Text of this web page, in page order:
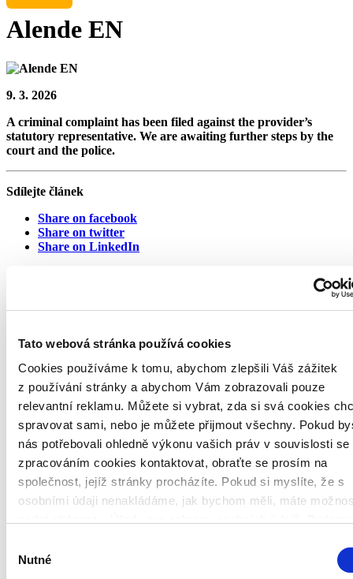
Tato webová stránka používá cookies
Cookies používáme k tomu, abychom zlepšili Váš zážitek
z používání stránky a abychom Vám zobrazovali pouze
relevantní reklamu. Můžete si vybrat, zda si svá cookies
spravovat sami, nebo je můžete přijmout všechny. Pokud
nás potřebovali ohledně výkonu vašich práv v souvislosti se
zpracováním cookies kontaktovat, obraťte se prosím na
společnost, jejíž stránky procházíte. Pokud si myslíte, že s
osobními údaji nenakládáme, jak bychom měli, máte
moct Váš požadavek obratem vyřešit. Svoje nastavení
souhlasu
Nutné
Alende EN
9. 3. 2026
A criminal complaint has been filed against the provider’s
statutory representative. We are awaiting further steps by the
court and the police.
Sdílejte článek
Share on facebook
Share on twitter
Share on LinkedIn
Investice pro začátečníky – krok za krokem
Investice do spravedlnosti na Bondsteru přitahují
Pravidelné informace o poskytovatelích úvěrů
Co je inflace, jaké jsou druhy a jaká bude meziroční
inflace?
Všechny články
Zajímají vás naše články?
Přihlašte se k odběru a nezmeškejte žádnou novinku ze světa
investic. Přihlášením se k odběru dáváte souhlas se
zpracováním osobních údajů.